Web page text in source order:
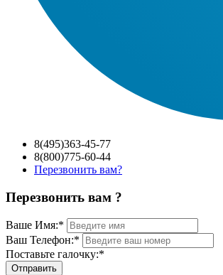
8(495)363-45-77
8(800)775-60-44
Перезвонить вам?
Перезвонить вам ?
Ваше Имя:*
Ваш Телефон:*
Поставьте галочку:*
Отправить